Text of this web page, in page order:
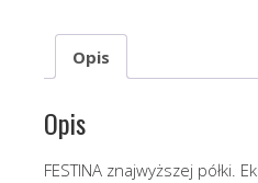
Opis
Opis
FESTINA znajwyższej półki.